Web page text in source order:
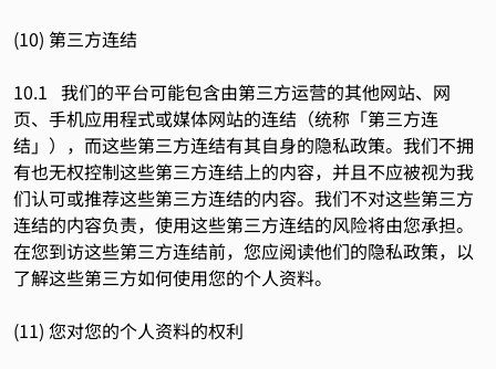
(10) 第三方连结
10.1 我们的平台可能包含由第三方运营的其他网站、网
页、手机应用程式或媒体网站的连结（统称「第三方连
结」），而这些第三方连结有其自身的隐私政策。我们不拥
有也无权控制这些第三方连结上的内容，并且不应被视为我
们认可或推荐这些第三方连结的内容。我们不对这些第三方
连结的内容负责，使用这些第三方连结的风险将由您承担。
在您到访这些第三方连结前，您应阅读他们的隐私政策，以
了解这些第三方如何使用您的个人资料。
(11) 您对您的个人资料的权利